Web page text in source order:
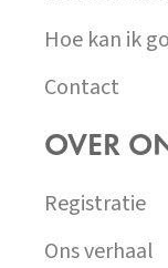
Hoe kan ik
Contact
OVER
Registratie
Ons verhaal